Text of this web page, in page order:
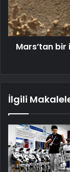
Mars’tan bir
İlgili